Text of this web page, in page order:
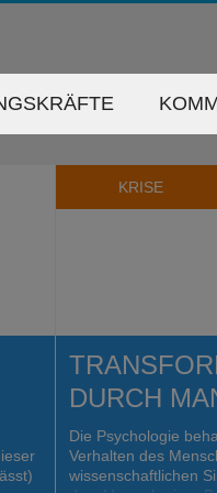
KRISE
DURCH
Die Psychologie
Verhalten des
wissenschaftlichen